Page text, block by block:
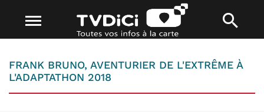
FRANK BRUNO, AVENTURIER DE L'EXTRÊME À
L'ADAPTATHON 2018